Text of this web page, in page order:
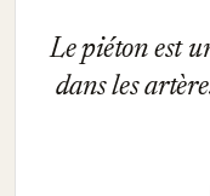
Le piéton est
dans les